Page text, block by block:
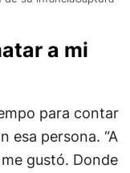
a mi
para contar
esa persona. “A
gustó. Donde